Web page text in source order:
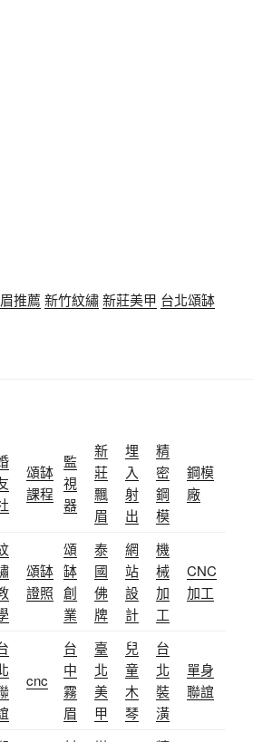
推薦 新竹紋繡新莊美甲 台北頌缽
頌缽
課程
監
視
器
新
莊
飄
眉
埋
入
射
出
精
密
鋼
模
鋼模
廠
頌缽
證照
頌
缽
創
業
泰
國
佛
牌
網
站
設
計
機
械
加
工
CNC
加工
cnc
台
中
霧
眉
臺
北
美
甲
兒
童
木
琴
台
北
裝
潢
單身
聯誼